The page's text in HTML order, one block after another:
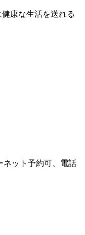
康な生活を送れる
ネット予約可、電話